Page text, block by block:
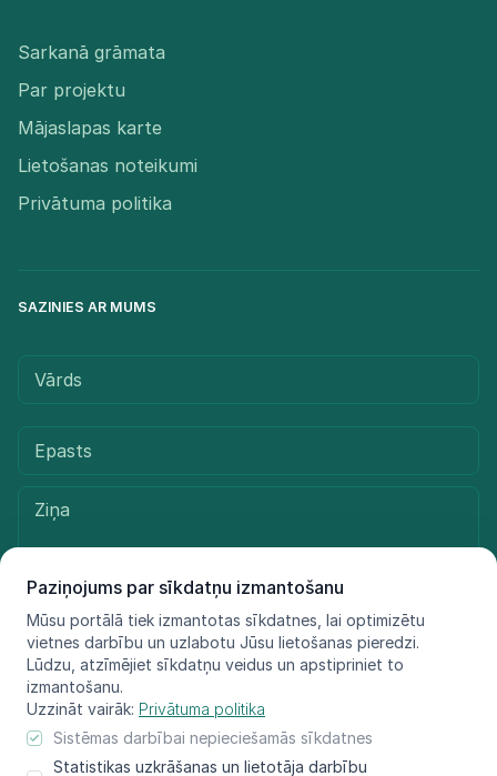
Paziņojums par sīkdatņu izmantošanu
Mūsu portālā tiek izmantotas sīkdatnes, lai optimizētu
vietnes darbību un uzlabotu Jūsu lietošanas pieredzi.
Lūdzu, atzīmējiet sīkdatņu veidus un apstipriniet to
izmantošanu.
Uzzināt vairāk: Privātuma politika
Sistēmas darbībai nepieciešamās sīkdatnes
Statistikas uzkrāšanas un lietotāja darbību
Sarkanā grāmata
Par projektu
Mājaslapas karte
Lietošanas noteikumi
Privātuma politika
SAZINIES AR MUMS
Sūtīt ziņu
© LIFE FOR SPECIES, 2021 - 2025
Informācija atspoguļo tikai projekta LIFE FOR SPECIES īstenotāju